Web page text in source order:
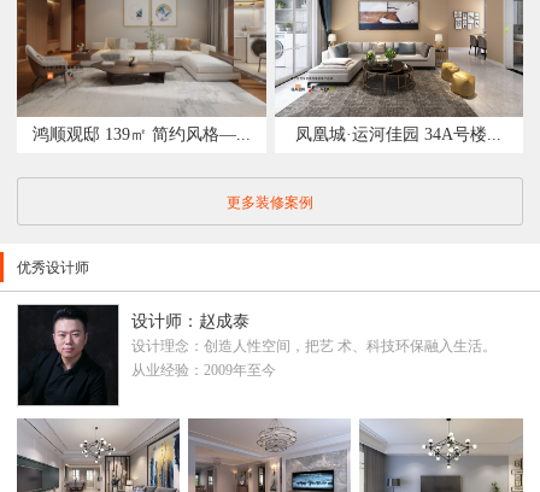
鸿顺观邸 139㎡ 简约风格—... 凤凰城·运河佳园 34A号楼...
更多装修案例
优秀设计师
设计师：赵成泰
设计理念：创造人性空间，把艺 术、科技环保融入生活。
从业经验：2009年至今